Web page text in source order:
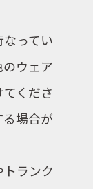
ってい
ウェア
くださ
場合が
ランク